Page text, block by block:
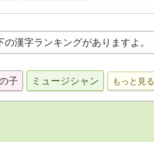
の漢字ランキングがありますよ。
子 ミュージシャン もっと見る